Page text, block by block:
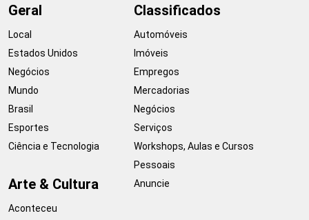
Geral
Local
Estados Unidos
Negócios
Mundo
Brasil
Esportes
Ciência e Tecnologia
Arte & Cultura
Aconteceu
Classificados
Automóveis
Imóveis
Empregos
Mercadorias
Negócios
Serviços
Workshops, Aulas e Cursos
Pessoais
Anuncie